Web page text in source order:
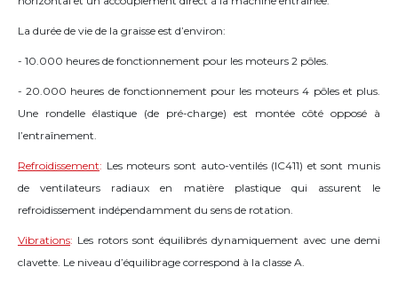
La durée de vie de la graisse est d’environ:
- 10.000 heures de fonctionnement pour les moteurs 2 pôles.
- 20.000 heures de fonctionnement pour les moteurs 4 pôles et plus.
Une rondelle élastique (de pré-charge) est montée côté opposé à
l’entraînement.
Refroidissement: Les moteurs sont auto-ventilés (IC411) et sont munis
de ventilateurs radiaux en matière plastique qui assurent le
refroidissement indépendamment du sens de rotation.
Vibrations: Les rotors sont équilibrés dynamiquement avec une demi
clavette. Le niveau d’équilibrage correspond à la classe A.